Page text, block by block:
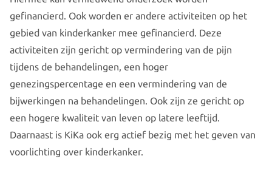
gefinancierd. Ook worden er andere activiteiten op het
gebied van kinderkanker mee gefinancierd. Deze
activiteiten zijn gericht op vermindering van de pijn
tijdens de behandelingen, een hoger
genezingspercentage en een vermindering van de
bijwerkingen na behandelingen. Ook zijn ze gericht op
een hogere kwaliteit van leven op latere leeftijd.
Daarnaast is KiKa ook erg actief bezig met het geven van
voorlichting over kinderkanker.